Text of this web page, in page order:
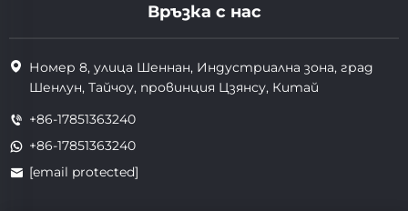
Връзка с нас
Номер 8, улица Шеннан, Индустриална зона, град
Шенлун, Тайчоу, провинция Цзянсу, Китай
+86-17851363240
+86-17851363240
[email protected]